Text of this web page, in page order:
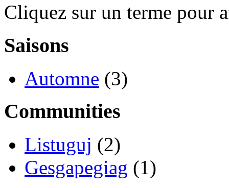
Cliquez sur un terme pour
Saisons
Automne (3)
Communities
Listuguj (2)
Gesgapegiag (1)